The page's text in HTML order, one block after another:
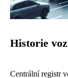
Historie
Centrální registr